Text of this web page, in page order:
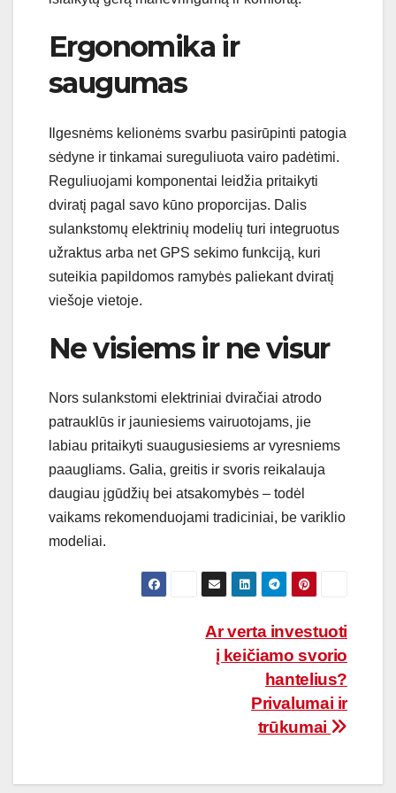
Ergonomika ir
saugumas
Ilgesnėms kelionėms svarbu pasirūpinti patogia
sėdyne ir tinkamai sureguliuota vairo padėtimi.
Reguliuojami komponentai leidžia pritaikyti
dviratį pagal savo kūno proporcijas. Dalis
sulankstomų elektrinių modelių turi integruotus
užraktus arba net GPS sekimo funkciją, kuri
suteikia papildomos ramybės paliekant dviratį
viešoje vietoje.
Ne visiems ir ne visur
Nors sulankstomi elektriniai dviračiai atrodo
patrauklūs ir jauniesiems vairuotojams, jie
labiau pritaikyti suaugusiesiems ar vyresniems
paaugliams. Galia, greitis ir svoris reikalauja
daugiau įgūdžių bei atsakomybės – todėl
vaikams rekomenduojami tradiciniai, be variklio
modeliai.
Ar verta investuoti
į keičiamo svorio
hantelius?
Privalumai ir
trūkumai